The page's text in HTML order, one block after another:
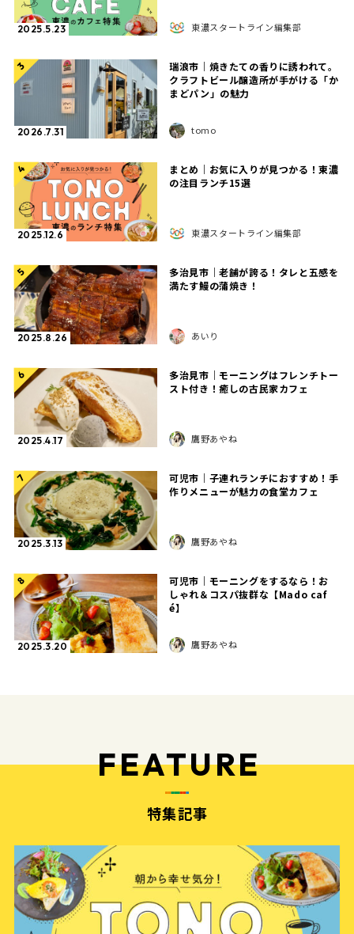
2025.5.23 東濃スタートライン編集部
3
2026.7.31
瑞浪市｜焼きたての香りに誘われて。
クラフトビール醸造所が手がける「か
まどパン」の魅力
tomo
4
2025.12.6
まとめ｜お気に入りが見つかる！東濃
の注目ランチ15選
東濃スタートライン編集部
5
2025.8.26
多治見市｜老舗が誇る！タレと五感を
満たす鰻の蒲焼き！
あいり
6
2025.4.17
多治見市｜モーニングはフレンチトー
スト付き！癒しの古民家カフェ
鷹野あやね
7
2025.3.13
可児市｜子連れランチにおすすめ！手
作りメニューが魅力の食堂カフェ
鷹野あやね
8
2025.3.20
可児市｜モーニングをするなら！お
しゃれ＆コスパ抜群な【Mado caf
é】
鷹野あやね
FEATURE
特集記事